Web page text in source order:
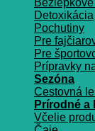
Detoxikácia
Pochutiny
Pre
Pre
Prípravky
Sezóna
Cestovná
Prírodné a
Včelie